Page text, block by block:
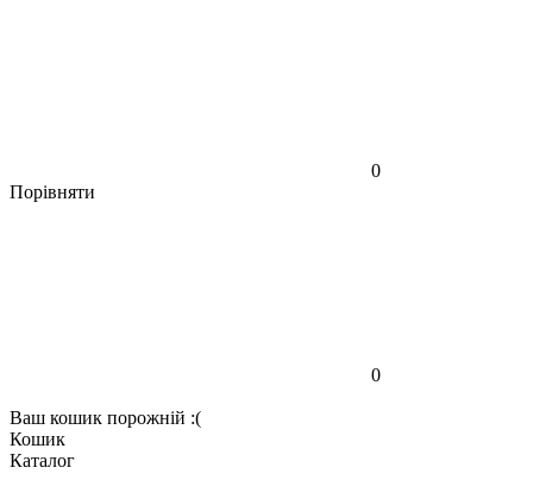
0
Порівняти
0
Ваш кошик порожній :(
Кошик
Каталог